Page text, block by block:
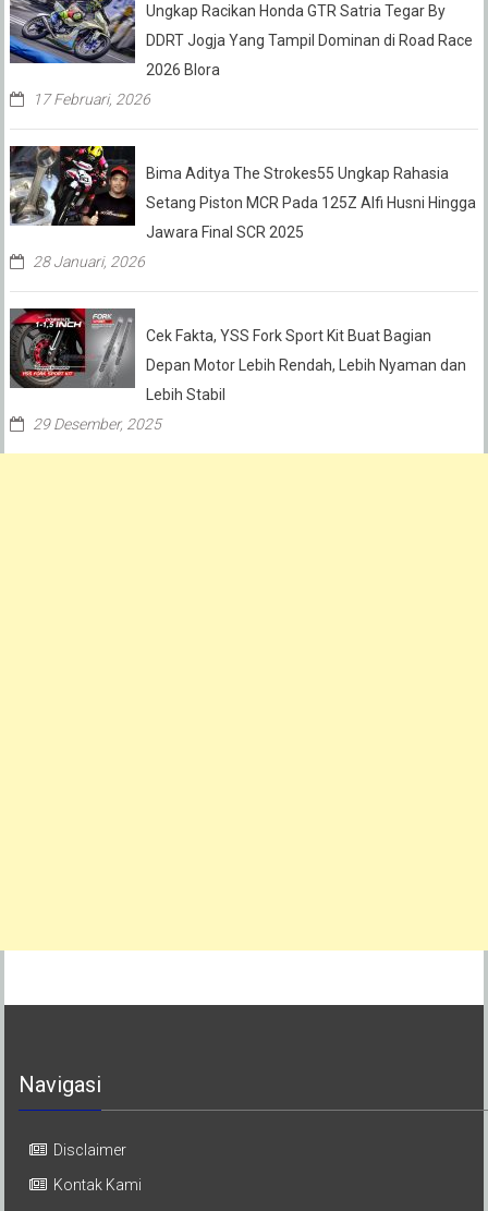
Ungkap Racikan Honda GTR Satria Tegar By
DDRT Jogja Yang Tampil Dominan di Road Race
2026 Blora
17 Februari, 2026
Bima Aditya The Strokes55 Ungkap Rahasia
Setang Piston MCR Pada 125Z Alfi Husni Hingga
Jawara Final SCR 2025
28 Januari, 2026
Cek Fakta, YSS Fork Sport Kit Buat Bagian
Depan Motor Lebih Rendah, Lebih Nyaman dan
Lebih Stabil
29 Desember, 2025
Navigasi
Disclaimer
Kontak Kami